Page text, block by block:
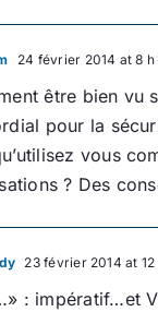
24 février 2014 at 8
être bien vu
pour la
vous
? Des
23 février 2014 at
: impératif…et